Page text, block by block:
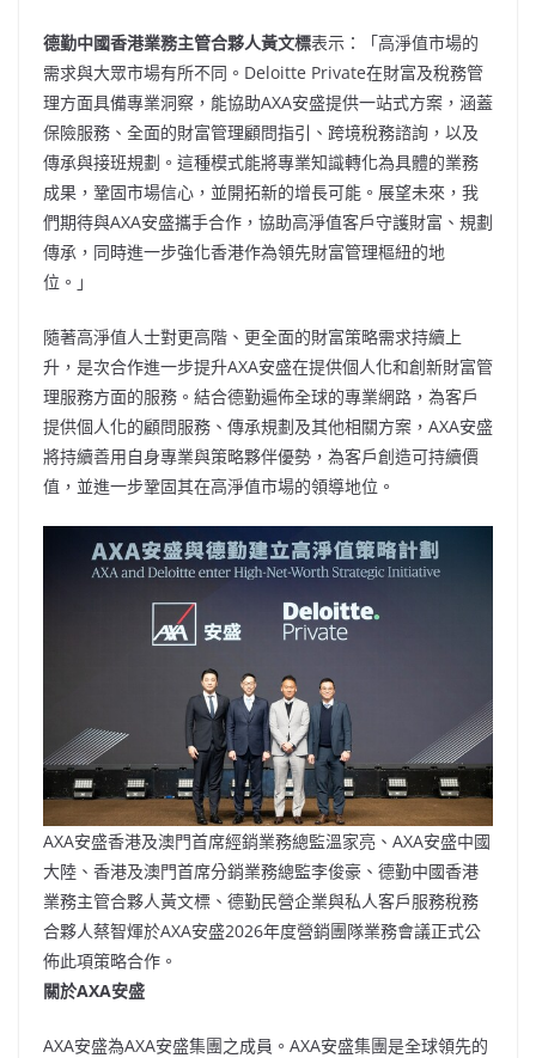
德勤中國香港業務主管合夥人黃文標表示：「高淨值市場的
需求與大眾市場有所不同。Deloitte Private在財富及稅務管
理方面具備專業洞察，能協助AXA安盛提供一站式方案，涵蓋
保險服務、全面的財富管理顧問指引、跨境稅務諮詢，以及
傳承與接班規劃。這種模式能將專業知識轉化為具體的業務
成果，鞏固市場信心，並開拓新的增長可能。展望未來，我
們期待與AXA安盛攜手合作，協助高淨值客戶守護財富、規劃
傳承，同時進一步強化香港作為領先財富管理樞紐的地
位。」
隨著高淨值人士對更高階、更全面的財富策略需求持續上
升，是次合作進一步提升AXA安盛在提供個人化和創新財富管
理服務方面的服務。結合德勤遍佈全球的專業網路，為客戶
提供個人化的顧問服務、傳承規劃及其他相關方案，AXA安盛
將持續善用自身專業與策略夥伴優勢，為客戶創造可持續價
值，並進一步鞏固其在高淨值市場的領導地位。
AXA安盛香港及澳門首席經銷業務總監溫家亮、AXA安盛中國
大陸、香港及澳門首席分銷業務總監李俊豪、德勤中國香港
業務主管合夥人黃文標、德勤民營企業與私人客戶服務稅務
合夥人蔡智煇於AXA安盛2026年度營銷團隊業務會議正式公
佈此項策略合作。
關於AXA安盛
AXA安盛為AXA安盛集團之成員。AXA安盛集團是全球領先的